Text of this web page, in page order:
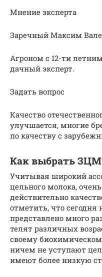
Мнение эксперта
Заречный Максим
Агроном с 12-ти
дачный эксперт.
Задать вопрос
Качество
улучшается, многие
по качеству с
Как выбрать
Учитывая широкий
цельного молока,
действительно
отметить, что
представлено много
телят различных
своему
ничем не уступают
имеют более низкую